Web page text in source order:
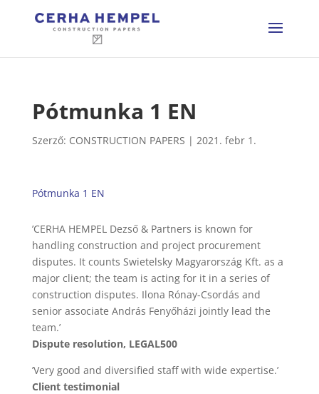
Pótmunka 1 EN
Szerző: CONSTRUCTION PAPERS | 2021. febr 1.
Pótmunka 1 EN
’CERHA HEMPEL Dezső & Partners is known for
handling construction and project procurement
disputes. It counts Swietelsky Magyarország Kft. as a
major client; the team is acting for it in a series of
construction disputes. Ilona Rónay-Csordás and
senior associate András Fenyőházi jointly lead the
team.’
Dispute resolution, LEGAL500
’Very good and diversified staff with wide expertise.’
Client testimonial